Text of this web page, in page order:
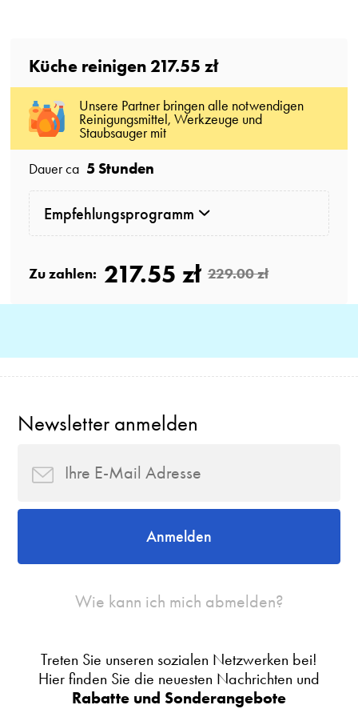
Küche reinigen217.55 zł
Unsere Partner bringen alle notwendigen
Reinigungsmittel, Werkzeuge und
Staubsauger mit
Dauer ca 5 Stunden
Empfehlungsprogramm
Zu zahlen: 217.55 zł 229.00 zł
Newsletter anmelden
Anmelden
Wie kann ich mich abmelden?
Treten Sie unseren sozialen Netzwerken bei!
Hier finden Sie die neuesten Nachrichten und
Rabatte und Sonderangebote